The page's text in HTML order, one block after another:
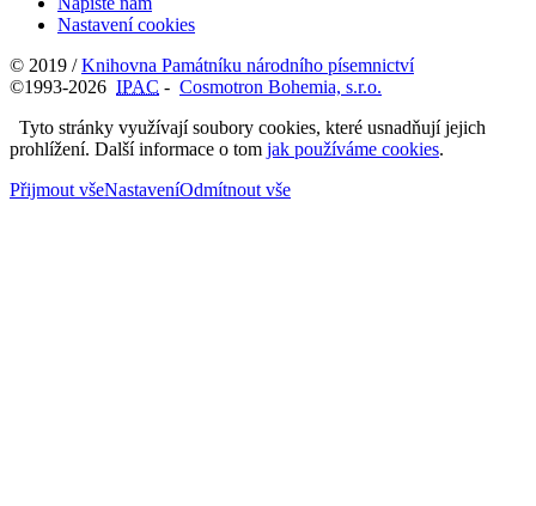
Nastavení cookies
© 2019 /Knihovna Památníku národního písemnictví
©1993-2026 IPAC - Cosmotron Bohemia, s.r.o.
Tyto stránky využívají soubory cookies, které usnadňují jejich
prohlížení. Další informace o tom jak používáme cookies.
Přijmout všeNastaveníOdmítnout vše